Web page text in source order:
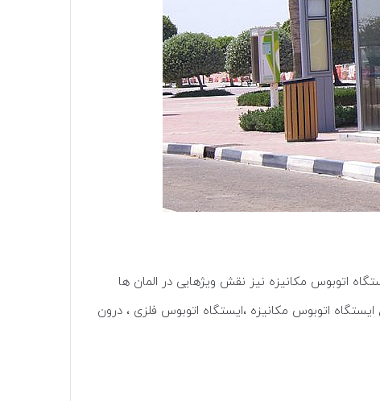
اتوبوس مکانیزه نیز نقش ویژهایی در المان ها
اتوبوس مکانیزه ،ایستگاه اتوبوس فلزی ، درون